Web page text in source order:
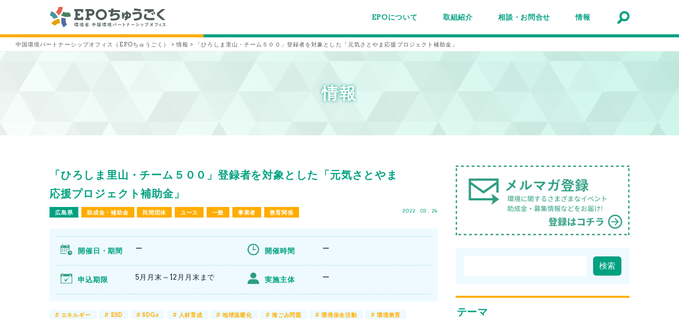
EPOについて
EPOちゅうごくについて
事業内容
スタッフ紹介
施設案内/利用案内
取組紹介
パートナーシップ紹介
主催事業報告
各種事例
メールマガジン
メルマガ登録
相談・お問合せ 情報
中国環境パートナーシップオフィス（EPOちゅうごく） >情報 > 「ひろしま里山・チーム５００」登録者を対象とした「元気さとやま応援プロジェクト補助金」
情報
「ひろしま里山・チーム５００」登録者を対象とした「元気さとやま
応援プロジェクト補助金」
広島県 助成金・補助金 民間団体 ユース 一般 事業者 教育関係 2022 . 03 . 24
開催日・期間 ー 開催時間 ー
申込期限 5月月末～12月月末まで 実施主体 ー
# エネルギー # ESD #SDGs # 人材育成 # 地球温暖化 # 海ごみ問題 #環境保全活動 # 環境教育
テーマ